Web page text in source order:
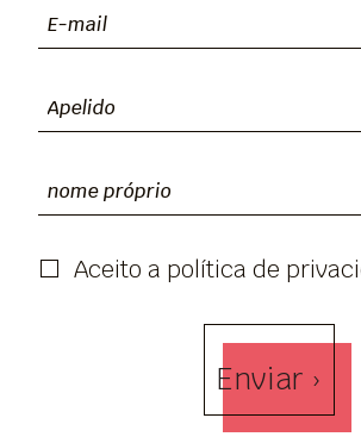
Aceito a política de
Enviar ›